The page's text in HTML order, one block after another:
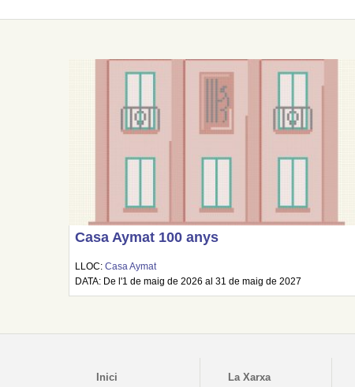
Casa Aymat 100 anys
LLOC:Casa Aymat
DATA: De l'1 de maig de 2026 al 31 de maig de 2027
Inici La Xarxa